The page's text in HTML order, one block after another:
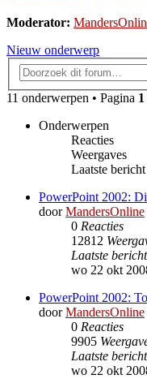
Moderator:
Nieuw onderwerp
11 onderwerpen • Pagina 1
Onderwerpen
Reacties
Weergaves
Laatste bericht
PowerPoint 2002:
doorMandersOnline
0 Reacties
12812
Laatste bericht
wo 22 okt
PowerPoint 2002:
doorMandersOnline
0 Reacties
9905
Laatste bericht
wo 22 okt